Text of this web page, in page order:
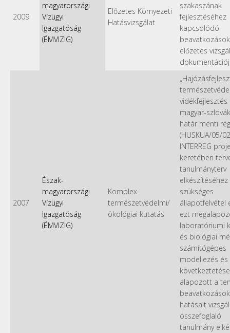
2009
magyarországi
Vízügyi
Igazgatóság
(ÉMVIZIG)
Előzetes Környezeti
Hatásvizsgálat
szakaszának
fejlesztéséhez
kapcsolódó
beavatkozások
előzetes
2007
Észak-
magyarországi
Vízügyi
Igazgatóság
(ÉMVIZIG)
Komplex
természetvédelmi/
ökológiai kutatás
vidékfejlesztés
magyar-
határ menti
(HUSKUA/05/
INTERREG
keretében
tanulmányterv
elkészítéséhez
szükséges
állapotfelvétel
ezt
laboratóriumi
és biológiai
számítógépes
modellezés
alapozott a
beavatkozások
hatásait
összefoglaló
tanulmány